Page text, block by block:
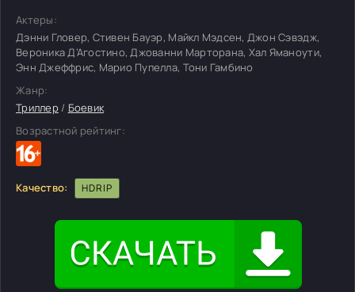
Актеры:
Дэнни Гловер, Стивен Бауэр, Майкл Мэдсен, Джон Сэвэдж,
Вероника Д’Агостино, Джованни Марторана, Хал Яманоути,
Энн Джеффрис, Марио Пупелла, Тони Гамбино
Жанр:
Триллер/ Боевик
Возрастной рейтинг:
Качество: HDRIP